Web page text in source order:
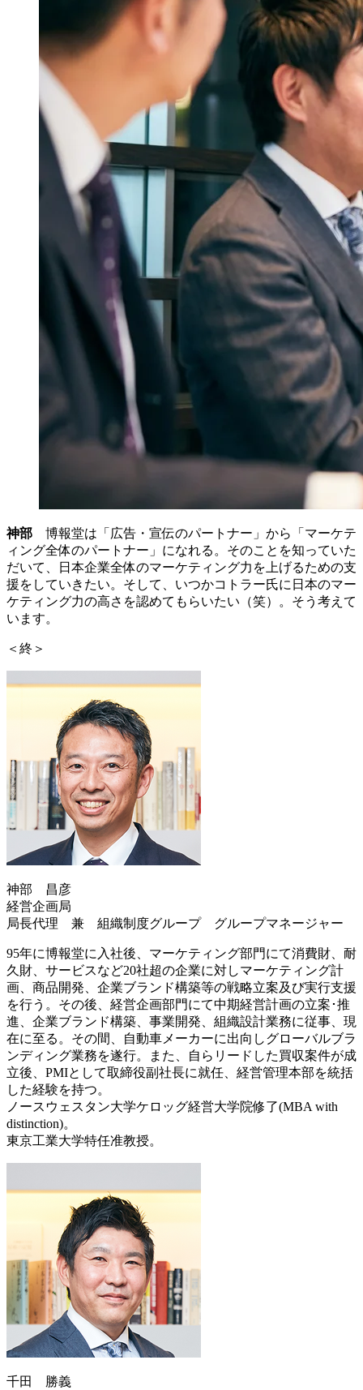
神部 博報堂は「広告・宣伝のパートナー」から「マーケテ
ィング全体のパートナー」になれる。そのことを知っていた
だいて、日本企業全体のマーケティング力を上げるための支
援をしていきたい。そして、いつかコトラー氏に日本のマー
ケティング力の高さを認めてもらいたい（笑）。そう考えて
います。
＜終＞
神部 昌彦
経営企画局
局長代理 兼 組織制度グループ グループマネージャー
95年に博報堂に入社後、マーケティング部門にて消費財、耐
久財、サービスなど20社超の企業に対しマーケティング計
画、商品開発、企業ブランド構築等の戦略立案及び実行支援
を行う。その後、経営企画部門にて中期経営計画の立案･推
進、企業ブランド構築、事業開発、組織設計業務に従事、現
在に至る。その間、自動車メーカーに出向しグローバルブラ
ンディング業務を遂行。また、自らリードした買収案件が成
立後、PMIとして取締役副社長に就任、経営管理本部を統括
した経験を持つ。
ノースウェスタン大学ケロッグ経営大学院修了(MBA with
distinction)。
東京工業大学特任准教授。
千田 勝義